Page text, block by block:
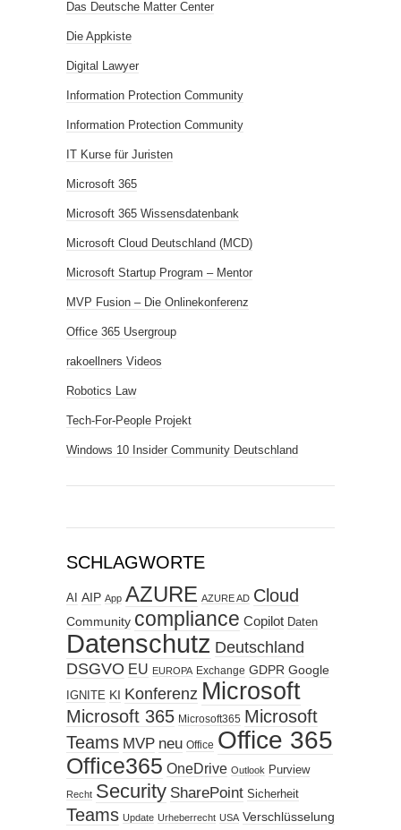
Das Deutsche Matter Center
Die Appkiste
Digital Lawyer
Information Protection Community
Information Protection Community
IT Kurse für Juristen
Microsoft 365
Microsoft 365 Wissensdatenbank
Microsoft Cloud Deutschland (MCD)
Microsoft Startup Program – Mentor
MVP Fusion – Die Onlinekonferenz
Office 365 Usergroup
rakoellners Videos
Robotics Law
Tech-For-People Projekt
Windows 10 Insider Community Deutschland
SCHLAGWORTE
AI AIP App AZURE AZURE AD Cloud
Community compliance Copilot Daten
Datenschutz Deutschland
DSGVO EU EUROPA Exchange GDPR Google
IGNITE KI Konferenz Microsoft
Microsoft 365 Microsoft365 Microsoft
Teams MVP neu Office Office 365
Office365 OneDrive Outlook Purview
Recht Security SharePoint Sicherheit
Teams Update Urheberrecht USA Verschlüsselung